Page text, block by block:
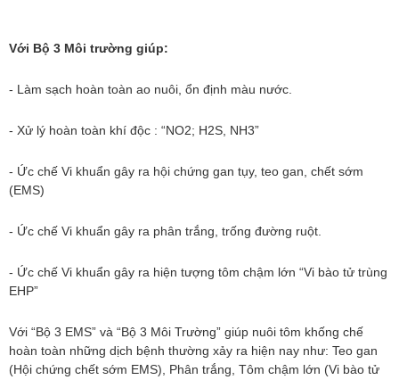
Với Bộ 3 Môi trường giúp:
- Làm sạch hoàn toàn ao nuôi, ổn định màu nước.
- Xử lý hoàn toàn khí độc : “NO2; H2S, NH3”
- Ức chế Vi khuẩn gây ra hội chứng gan tụy, teo gan, chết sớm
(EMS)
- Ức chế Vi khuẩn gây ra phân trắng, trống đường ruột.
- Ức chế Vi khuẩn gây ra hiện tượng tôm chậm lớn “Vi bào tử trùng
EHP”
Với “Bộ 3 EMS” và “Bộ 3 Môi Trường” giúp nuôi tôm khống chế
hoàn toàn những dịch bệnh thường xảy ra hiện nay như: Teo gan
(Hội chứng chết sớm EMS), Phân trắng, Tôm chậm lớn (Vi bào tử